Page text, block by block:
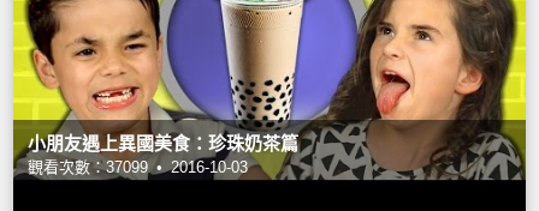
小朋友遇上異國美食：珍珠奶茶篇
觀看次數：37099 • 2016-10-03